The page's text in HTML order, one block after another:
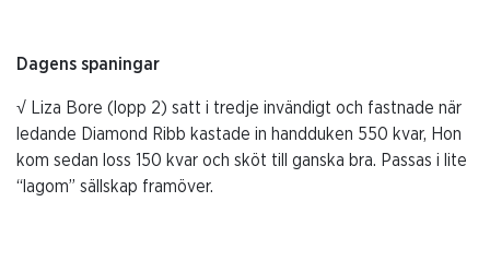
Dagens spaningar
√ Liza Bore (lopp 2) satt i tredje invändigt och fastnade när
ledande Diamond Ribb kastade in handduken 550 kvar, Hon
kom sedan loss 150 kvar och sköt till ganska bra. Passas i lite
“lagom” sällskap framöver.